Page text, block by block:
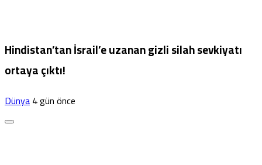
Hindistan’tan İsrail’e uzanan gizli silah sevkiyatı
ortaya çıktı!
Dünya4 gün önce